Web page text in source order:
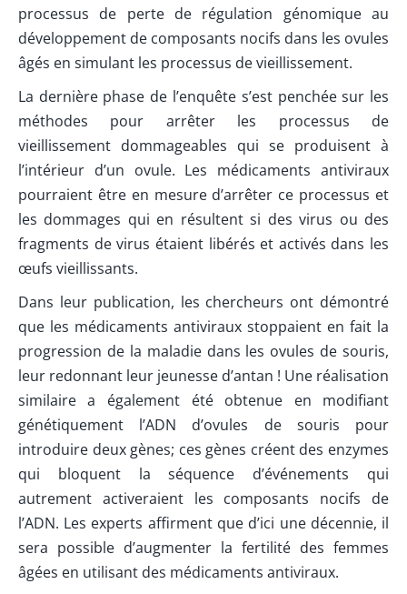
processus de perte de régulation génomique au
développement de composants nocifs dans les ovules
âgés en simulant les processus de vieillissement.
La dernière phase de l’enquête s’est penchée sur les
méthodes pour arrêter les processus de
vieillissement dommageables qui se produisent à
l’intérieur d’un ovule. Les médicaments antiviraux
pourraient être en mesure d’arrêter ce processus et
les dommages qui en résultent si des virus ou des
fragments de virus étaient libérés et activés dans les
œufs vieillissants.
Dans leur publication, les chercheurs ont démontré
que les médicaments antiviraux stoppaient en fait la
progression de la maladie dans les ovules de souris,
leur redonnant leur jeunesse d’antan ! Une réalisation
similaire a également été obtenue en modifiant
génétiquement l’ADN d’ovules de souris pour
introduire deux gènes; ces gènes créent des enzymes
qui bloquent la séquence d’événements qui
autrement activeraient les composants nocifs de
l’ADN. Les experts affirment que d’ici une décennie, il
sera possible d’augmenter la fertilité des femmes
âgées en utilisant des médicaments antiviraux.